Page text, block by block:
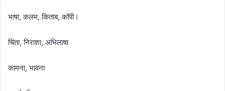
भाषा, कलम, किताब, कॉपी।
चिंता, निराशा, अभिलाषा
कामना, भावना